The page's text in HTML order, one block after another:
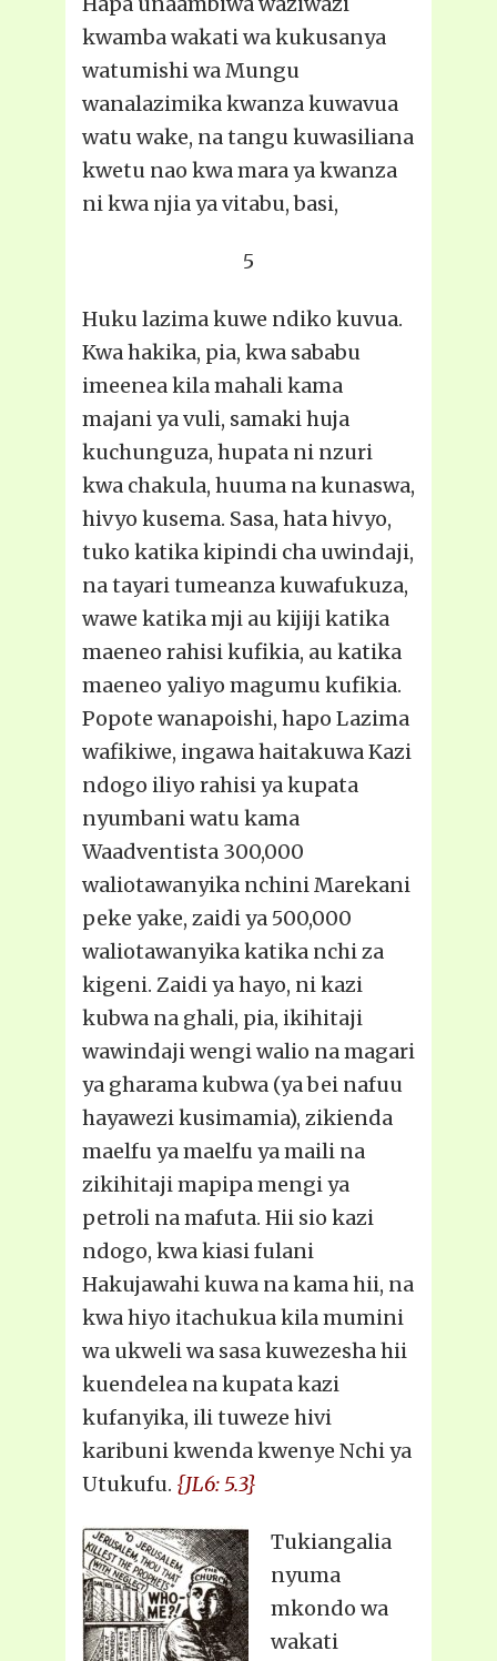
kwamba wakati wa kukusanya
watumishi wa Mungu
wanalazimika kwanza kuwavua
watu wake, na tangu kuwasiliana
kwetu nao kwa mara ya kwanza
ni kwa njia ya vitabu, basi,
5
Huku lazima kuwe ndiko kuvua.
Kwa hakika, pia, kwa sababu
imeenea kila mahali kama
majani ya vuli, samaki huja
kuchunguza, hupata ni nzuri
kwa chakula, huuma na kunaswa,
hivyo kusema. Sasa, hata hivyo,
tuko katika kipindi cha uwindaji,
na tayari tumeanza kuwafukuza,
wawe katika mji au kijiji katika
maeneo rahisi kufikia, au katika
maeneo yaliyo magumu kufikia.
Popote wanapoishi, hapo Lazima
wafikiwe, ingawa haitakuwa Kazi
ndogo iliyo rahisi ya kupata
nyumbani watu kama
Waadventista 300,000
waliotawanyika nchini Marekani
peke yake, zaidi ya 500,000
waliotawanyika katika nchi za
kigeni. Zaidi ya hayo, ni kazi
kubwa na ghali, pia, ikihitaji
wawindaji wengi walio na magari
ya gharama kubwa (ya bei nafuu
hayawezi kusimamia), zikienda
maelfu ya maelfu ya maili na
zikihitaji mapipa mengi ya
petroli na mafuta. Hii sio kazi
ndogo, kwa kiasi fulani
Hakujawahi kuwa na kama hii, na
kwa hiyo itachukua kila mumini
wa ukweli wa sasa kuwezesha hii
kuendelea na kupata kazi
kufanyika, ili tuweze hivi
karibuni kwenda kwenye Nchi ya
Utukufu. {JL6: 5.3}
Tukiangalia
nyuma
mkondo wa
wakati